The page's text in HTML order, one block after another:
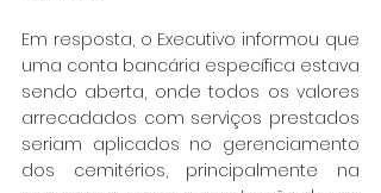
Em resposta, o Executivo informou que
uma conta bancária específica estava
sendo aberta, onde todos os valores
arrecadados com serviços prestados
seriam aplicados no gerenciamento
dos cemitérios, principalmente na